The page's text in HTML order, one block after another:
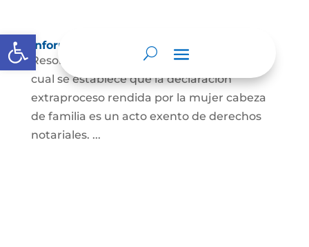
Abrir barra de herramientas
Información para Mujeres.
Resolución 1299 de 2020 de la SNR, por la
cual se establece que la declaración
extraproceso rendida por la mujer cabeza
de familia es un acto exento de derechos
notariales. ...